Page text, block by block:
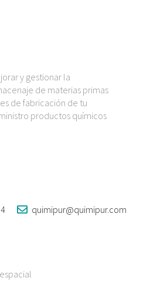
y gestionar la
de materias primas
de fabricación de tu
productos químicos
quimipur@quimipur.com